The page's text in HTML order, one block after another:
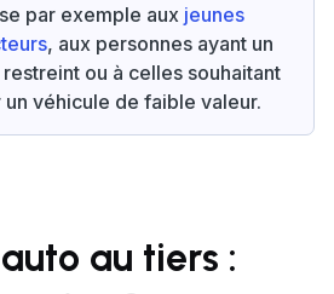
par exemple aux jeunes
, aux personnes ayant un
ou à celles souhaitant
un véhicule de faible valeur.
au tiers :